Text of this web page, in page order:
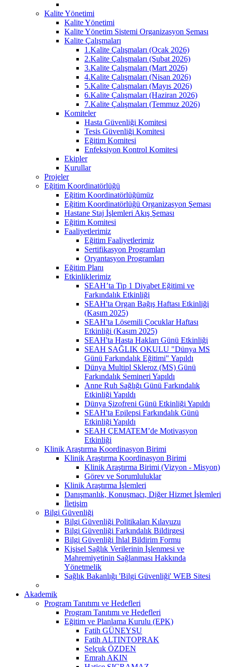
Kalite Yönetimi
Kalite Yönetimi
Kalite Yönetim Sistemi Organizasyon Şeması
Kalite Çalışmaları
1.Kalite Çalışmaları (Ocak 2026)
2.Kalite Çalışmaları (Şubat 2026)
3.Kalite Çalışmaları (Mart 2026)
4.Kalite Çalışmaları (Nisan 2026)
5.Kalite Çalışmaları (Mayıs 2026)
6.Kalite Çalışmaları (Haziran 2026)
7.Kalite Çalışmaları (Temmuz 2026)
Komiteler
Hasta Güvenliği Komitesi
Tesis Güvenliği Komitesi
Eğitim Komitesi
Enfeksiyon Kontrol Komitesi
Ekipler
Kurullar
Projeler
Eğitim Koordinatörlüğü
Eğitim Koordinatörlüğümüz
Eğitim Koordinatörlüğü Organizasyon Şeması
Hastane Staj İşlemleri Akış Şeması
Eğitim Komitesi
Faaliyetlerimiz
Eğitim Faaliyetlerimiz
Sertifikasyon Programları
Oryantasyon Programları
Eğitim Planı
Etkinliklerimiz
SEAH’ta Tip 1 Diyabet Eğitimi ve
Farkındalık Etkinliği
SEAH'ta Organ Bağış Haftası Etkinliği
(Kasım 2025)
SEAH'ta Lösemili Çocuklar Haftası
Etkinliği (Kasım 2025)
SEAH'ta Hasta Hakları Günü Etkinliği
SEAH SAĞLIK OKULU "Dünya MS
Günü Farkındalık Eğitimi" Yapıldı
Dünya Multipl Skleroz (MS) Günü
Farkındalık Semineri Yapıldı
Anne Ruh Sağlığı Günü Farkındalık
Etkinliği Yapıldı
Dünya Şizofreni Günü Etkinliği Yapıldı
SEAH'ta Epilepsi Farkındalık Günü
Etkinliği Yapıldı
SEAH ÇEMATEM’de Motivasyon
Etkinliği
Klinik Araştırma Koordinasyon Birimi
Klinik Araştırma Koordinasyon Birimi
Klinik Araştırma Birimi (Vizyon - Misyon)
Görev ve Sorumluluklar
Klinik Araştırma İşlemleri
Danışmanlık, Konuşmacı, Diğer Hizmet İşlemleri
İletişim
Bilgi Güvenliği
Bilgi Güvenliği Politikaları Kılavuzu
Bilgi Güvenliği Farkındalık Bildirgesi
Bilgi Güvenliği İhlal Bildirim Formu
Kişisel Sağlık Verilerinin İşlenmesi ve
Mahremiyetinin Sağlanması Hakkında
Yönetmelik
Sağlık Bakanlığı 'Bilgi Güvenliği' WEB Sitesi
Akademik
Program Tanıtımı ve Hedefleri
Program Tanıtımı ve Hedefleri
Eğitim ve Planlama Kurulu (EPK)
Fatih GÜNEYSU
Fatih ALTINTOPRAK
Selçuk ÖZDEN
Emrah AKIN